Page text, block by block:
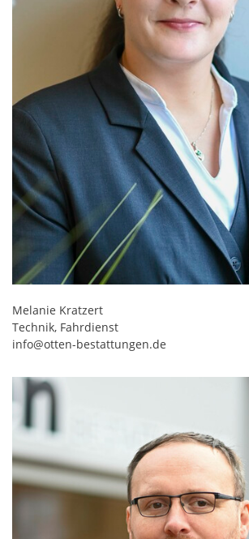
Melanie Kratzert
Technik, Fahrdienst
info@otten-bestattungen.de